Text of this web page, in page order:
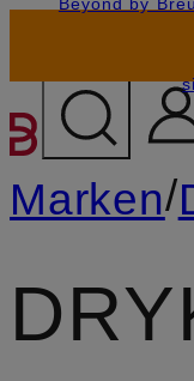
ZUM
Marken/